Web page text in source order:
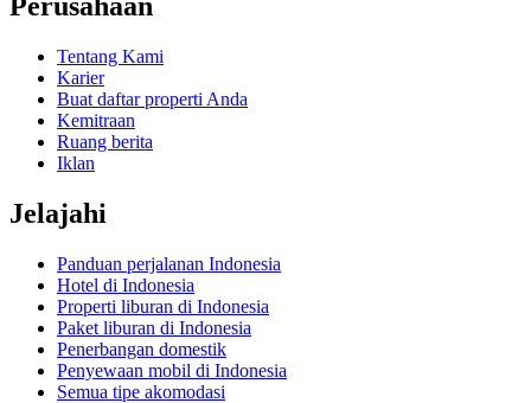
Tentang Kami
Karier
Buat daftar properti Anda
Kemitraan
Ruang berita
Iklan
Jelajahi
Panduan perjalanan Indonesia
Hotel di Indonesia
Properti liburan di Indonesia
Paket liburan di Indonesia
Penerbangan domestik
Penyewaan mobil di Indonesia
Semua tipe akomodasi